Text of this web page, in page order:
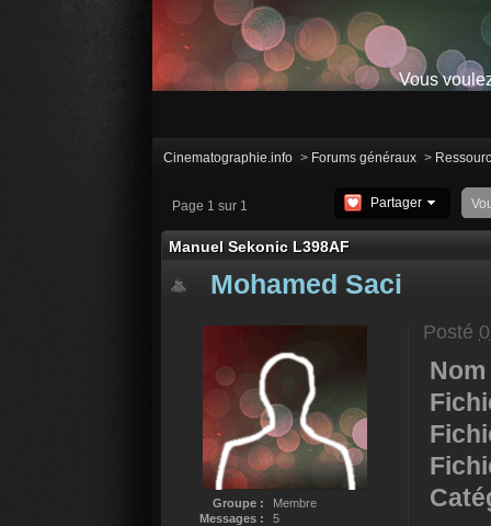
Vous
Cinematographie.info > Forums généraux >
Page 1 sur 1 Partager
Manuel Sekonic L398AF
Mohamed Saci
Groupe :
Membre
Messages :
5
Posté